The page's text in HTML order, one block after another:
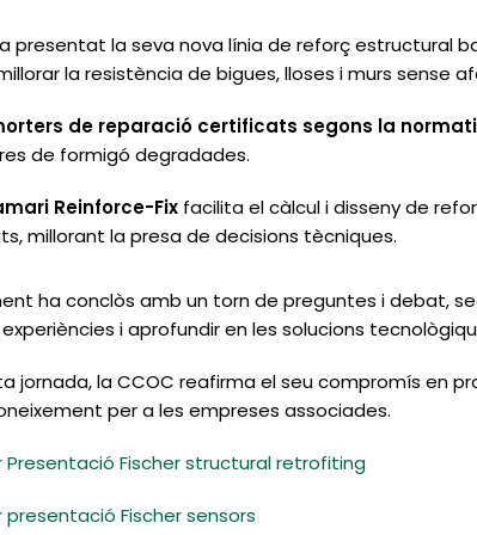
presentat la seva nova línia de reforç estructural
la resistència de bigues, lloses i murs sense
de reparació certificats segons la
de formigó degradades.
Reinforce-Fix facilita el càlcul i disseny de
millorant la presa de decisions tècniques.
ha conclòs amb un torn de preguntes i debat,
i aprofundir en les solucions
jornada, la CCOC reafirma el seu compromís en
per a les empreses associades.
Presentació Fischer structural retrofiting
presentació Fischer sensors